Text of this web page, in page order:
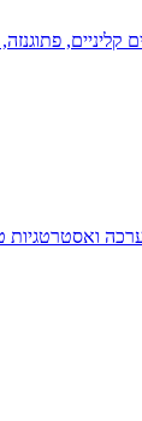
ואסטרטגיות